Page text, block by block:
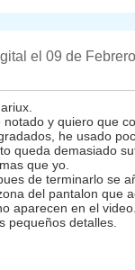
el 09 de
notado y quiero que
he usado
queda demasiado
que yo.
de terminarlo se
del pantalon que
aparecen en el video.
pequeños detalles.